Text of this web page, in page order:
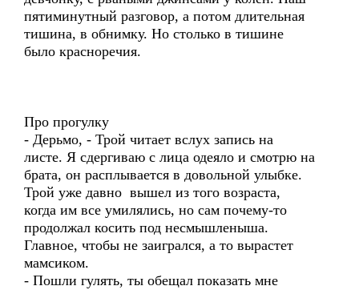
пятиминутный разговор, а потом длительная
тишина, в обнимку. Но столько в тишине
было красноречия.
Про прогулку
- Дерьмо, - Трой читает вслух запись на
листе. Я сдергиваю с лица одеяло и смотрю на
брата, он расплывается в довольной улыбке.
Трой уже давно вышел из того возраста,
когда им все умилялись, но сам почему-то
продолжал косить под несмышленыша.
Главное, чтобы не заигрался, а то вырастет
мамсиком.
- Пошли гулять, ты обещал показать мне